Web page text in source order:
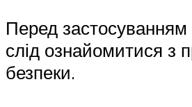
Перед
слід ознайомитися з
безпеки.